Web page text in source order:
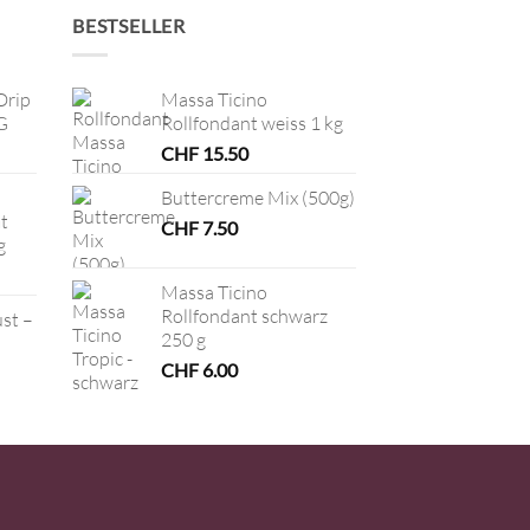
–
BESTSELLER
Massa Ticino
Rollfondant weiss 1 kg
CHF15.50
Buttercreme Mix (500g)
CHF7.50
Massa Ticino
Rollfondant schwarz
250 g
CHF6.00